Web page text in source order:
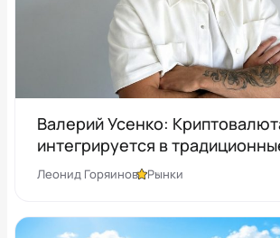
Валерий Усенко:
интегрируется в
Леонид Горяинов Рынки